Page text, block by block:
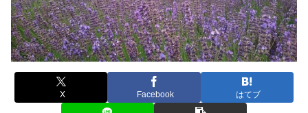
X Facebook はてブ